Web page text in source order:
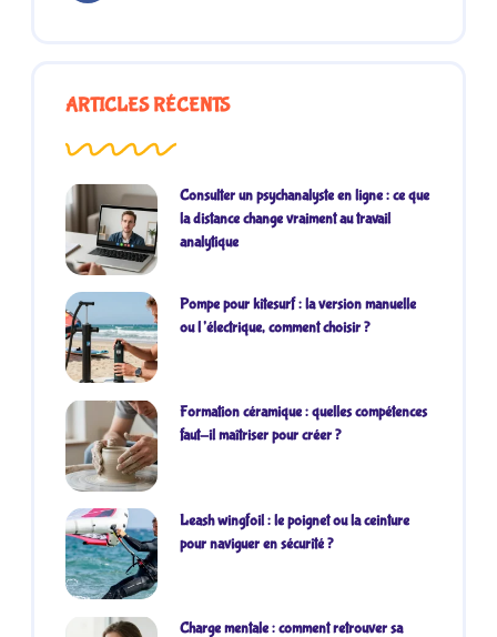
ARTICLES RÉCENTS
Consulter un psychanalyste en ligne : ce que
la distance change vraiment au travail
analytique
Pompe pour kitesurf : la version manuelle
ou l’électrique, comment choisir ?
Formation céramique : quelles compétences
faut-il maîtriser pour créer ?
Leash wingfoil : le poignet ou la ceinture
pour naviguer en sécurité ?
Charge mentale : comment retrouver sa